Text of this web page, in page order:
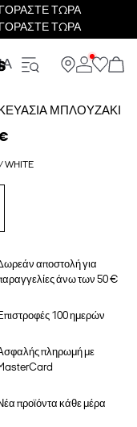
ΤΩΡΑ
ΤΩΡΑ
ΜΠΛΟΥΖΆΚΙ
αποστολή για
άνω των 50 €
100 ημερών
πληρωμή με
προϊόντα κάθε μέρα